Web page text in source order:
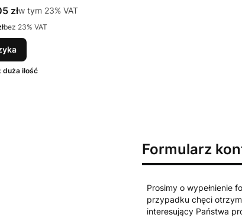
złw tym %s VAT
w tym 23% VAT
bez 23% VAT
duża ilość
Formularz
Prosimy o wypełnienie
przypadku chęci
interesujący Państwa